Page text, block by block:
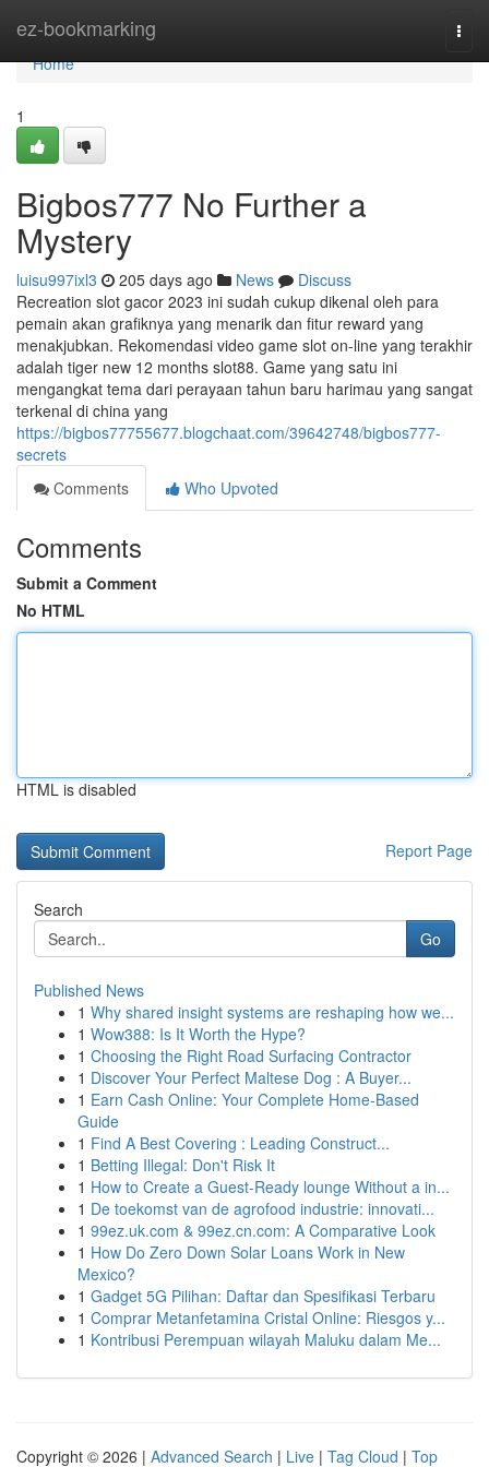
ez-bookmarking
Home
Home
1
Bigbos777 No Further a
Mystery
luisu997ixl3 205 days ago News
Discuss
Recreation slot gacor 2023 ini sudah cukup dikenal oleh para
pemain akan grafiknya yang menarik dan fitur reward yang
menakjubkan. Rekomendasi video game slot on-line yang terakhir
adalah tiger new 12 months slot88. Game yang satu ini
mengangkat tema dari perayaan tahun baru harimau yang sangat
terkenal di china yang
https://bigbos77755677.blogchaat.com/39642748/bigbos777-
secrets
Comments
Who Upvoted
Comments
Submit a Comment
No HTML
HTML is disabled
Report Page
Search
Go
Published News
1 Why shared insight systems are reshaping how we...
1 Wow388: Is It Worth the Hype?
1 Choosing the Right Road Surfacing Contractor
1 Discover Your Perfect Maltese Dog : A Buyer...
1 Earn Cash Online: Your Complete Home-Based
Guide
1 Find A Best Covering : Leading Construct...
1 Betting Illegal: Don't Risk It
1 How to Create a Guest-Ready lounge Without a in...
1 De toekomst van de agrofood industrie: innovati...
1 99ez.uk.com & 99ez.cn.com: A Comparative Look
1 How Do Zero Down Solar Loans Work in New
Mexico?
1 Gadget 5G Pilihan: Daftar dan Spesifikasi Terbaru
1 Comprar Metanfetamina Cristal Online: Riesgos y...
1 Kontribusi Perempuan wilayah Maluku dalam Me...
Copyright © 2026 | Advanced Search | Live | Tag Cloud | Top